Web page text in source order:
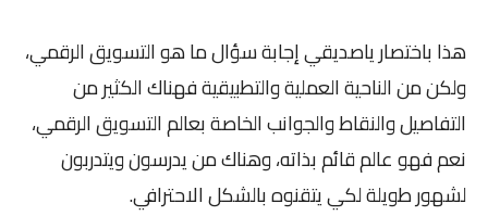
هذا باختصار ياصديقي إجابة سؤال ما هو التسويق الرقمي،
ولكن من الناحية العملية والتطبيقية فهناك الكثير من
التفاصيل والنقاط والجوانب الخاصة بعالم التسويق الرقمي،
نعم فهو عالم قائم بذاته، وهناك من يدرسون ويتدربون
لشهور طويلة لكي يتقنوه بالشكل الاحترافي.